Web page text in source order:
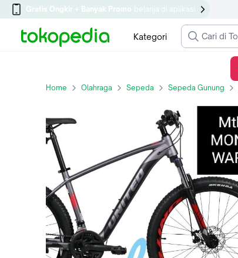
Gratis Ongkir + Banyak Promo belanja di aplikasi
Kategori
Home Olahraga Sepeda Sepeda Gunung